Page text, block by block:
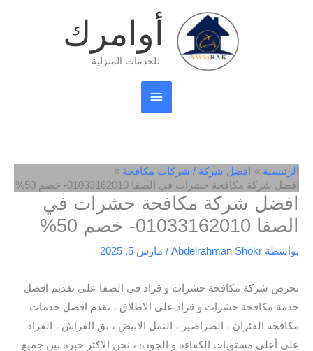
أوامرك
للخدمات المنزلية
القائمة
الرئيسية
الرئيسية
افضل شركة / شركات مكافحة
افضل شركة مكافحة حشرات في الصفا 01033162010- خصم 50%
افضل شركة مكافحة حشرات في
الصفا 01033162010- خصم 50%
بواسطة Abdelrahman Shokr
/ مارس 5, 2025
تحرص شركة مكافحة حشرات و قراد في الصفا على تقديم افضل
خدمة مكافحة حشرات و قراد على الاطلاق ، نقدم افضل خدمات
مكافحة الفئران ، الصراصير ، النمل الابيض ، بق الفراش ، القراد
على أعلى مستويات الكفاءة و الجودة ، نحن الاكثر خبرة بين جميع